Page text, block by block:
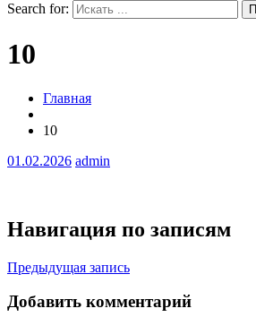
Search for:
10
Главная
10
01.02.2026 admin
Навигация по записям
Предыдущая запись
Добавить комментарий